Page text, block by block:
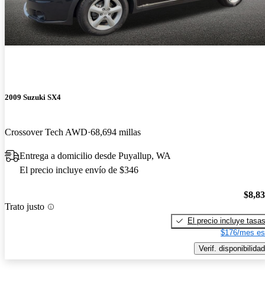
2009 Suzuki SX4
Crossover Tech AWD 68,694 millas
Entrega a domicilio desde Puyallup, WA
El precio incluye envío de $346
Trato justo
El precio incluye tasas
$176/mes
Verif. disponibilidad